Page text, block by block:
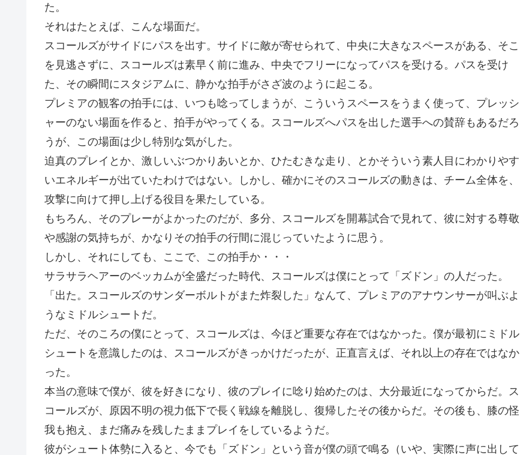
た。
それはたとえば、こんな場面だ。
スコールズがサイドにパスを出す。サイドに敵が寄せられて、中央に大きなスペースがある、そこ
を見逃さずに、スコールズは素早く前に進み、中央でフリーになってパスを受ける。パスを受け
た、その瞬間にスタジアムに、静かな拍手がさざ波のように起こる。
プレミアの観客の拍手には、いつも唸ってしまうが、こういうスペースをうまく使って、プレッシ
ャーのない場面を作ると、拍手がやってくる。スコールズへパスを出した選手への賛辞もあるだろ
うが、この場面は少し特別な気がした。
迫真のプレイとか、激しいぶつかりあいとか、ひたむきな走り、とかそういう素人目にわかりやす
いエネルギーが出ていたわけではない。しかし、確かにそのスコールズの動きは、チーム全体を、
攻撃に向けて押し上げる役目を果たしている。
もちろん、そのプレーがよかったのだが、多分、スコールズを開幕試合で見れて、彼に対する尊敬
や感謝の気持ちが、かなりその拍手の行間に混じっていたように思う。
しかし、それにしても、ここで、この拍手か・・・
サラサラヘアーのベッカムが全盛だった時代、スコールズは僕にとって「ズドン」の人だった。
「出た。スコールズのサンダーボルトがまた炸裂した」なんて、プレミアのアナウンサーが叫ぶよ
うなミドルシュートだ。
ただ、そのころの僕にとって、スコールズは、今ほど重要な存在ではなかった。僕が最初にミドル
シュートを意識したのは、スコールズがきっかけだったが、正直言えば、それ以上の存在ではなか
った。
本当の意味で僕が、彼を好きになり、彼のプレイに唸り始めたのは、大分最近になってからだ。ス
コールズが、原因不明の視力低下で長く戦線を離脱し、復帰したその後からだ。その後も、膝の怪
我も抱え、まだ痛みを残したままプレイをしているようだ。
彼がシュート体勢に入ると、今でも「ズドン」という音が僕の頭で鳴る（いや、実際に声に出して